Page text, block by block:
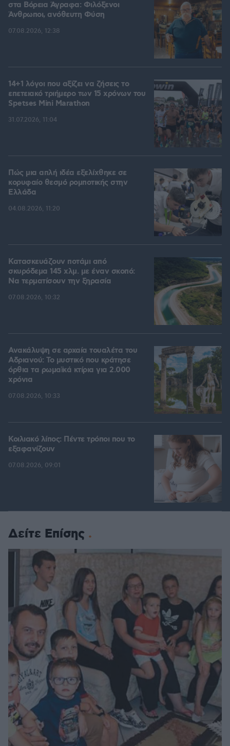
στα Βόρεια Άγραφα: Φιλόξενοι
Άνθρωποι, ανόθευτη Φύση
07.08.2026, 12:38
14+1 λόγοι που αξίζει να ζήσεις το
επετειακό τριήμερο των 15 χρόνων του
Spetses Mini Marathon
31.07.2026, 11:04
Πώς μια απλή ιδέα εξελίχθηκε σε
κορυφαίο θεσμό ρομποτικής στην
Ελλάδα
04.08.2026, 11:20
Κατασκευάζουν ποτάμι από
σκυρόδεμα 145 χλμ. με έναν σκοπό:
Να τερματίσουν την ξηρασία
07.08.2026, 10:32
Ανακάλυψη σε αρχαία τουαλέτα του
Αδριανού: Το μυστικό που κράτησε
όρθια τα ρωμαϊκά κτίρια για 2.000
χρόνια
07.08.2026, 10:33
Κοιλιακό λίπος: Πέντε τρόποι που το
εξαφανίζουν
07.08.2026, 09:01
Δείτε Επίσης